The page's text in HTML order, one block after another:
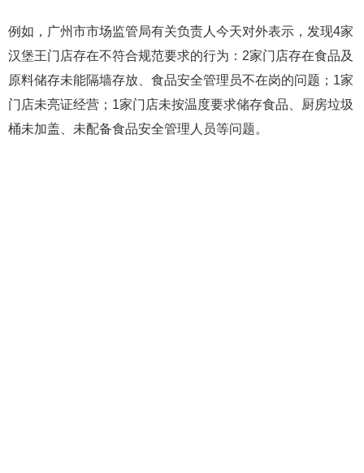
例如，广州市市场监管局有关负责人今天对外表示，发现4家
汉堡王门店存在不符合规范要求的行为：2家门店存在食品及
原料储存未能隔墙存放、食品安全管理员不在岗的问题；1家
门店未亮证经营；1家门店未按温度要求储存食品、厨房垃圾
桶未加盖、未配备食品安全管理人员等问题。